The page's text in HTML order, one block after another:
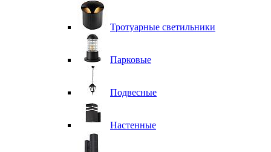
Тротуарные светильники
Парковые
Подвесные
Настенные